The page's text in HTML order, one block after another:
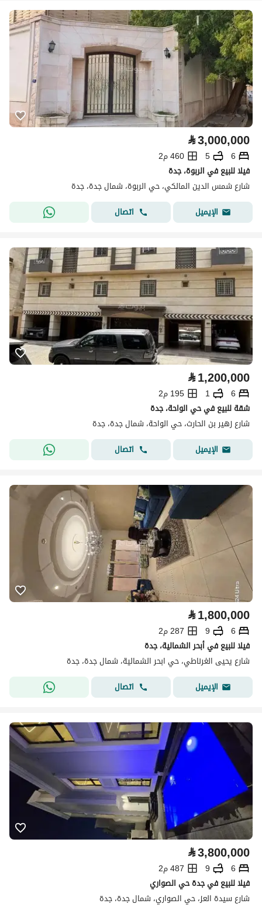
⃁3,000,000
6
5
460 م2
فيلا للبيع في الربوة، جدة
شارع شمس الدين المالكي، حي الربوة، شمال جدة، جدة
الإيميل
اتصال
⃁1,200,000
6
1
195 م2
شقة للبيع في حي الواحة، جدة
شارع زهير بن الحارث، حي الواحة، شمال جدة، جدة
الإيميل
اتصال
⃁1,800,000
6
9
287 م2
فيلا للبيع في أبحر الشمالية، جدة
شارع يحيى الغرناطي، حي ابحر الشمالية، شمال جدة، جدة
الإيميل
اتصال
⃁3,800,000
6
9
487 م2
فيلا للبيع في جدة حي الصواري
شارع سيدة العز، حي الصواري، شمال جدة، جدة